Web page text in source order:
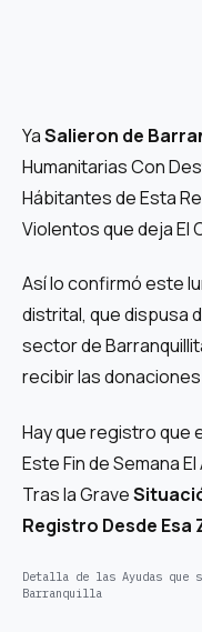
YaSalieron de
Humanitarias Con
Hábitantes de Esta
Violentos que deja El
Así lo confirmó este
distrital, que dispusa
sector de
recibir las
Hay que registro que
Este Fin de Semana
Tras la Grave
Registro Desde Esa
Detalla de las Ayudas que
Barranquilla